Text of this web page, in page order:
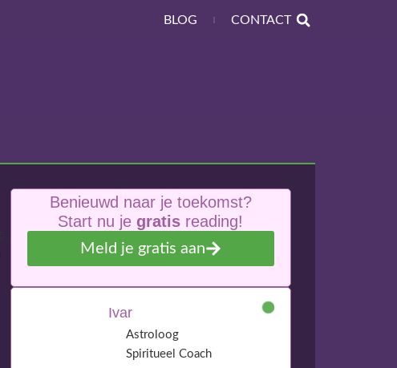
BLOG CONTACT
Benieuwd naar je toekomst?
Start nu je gratis reading!
Meld je gratis aan
Ivar
Astroloog
Spiritueel Coach